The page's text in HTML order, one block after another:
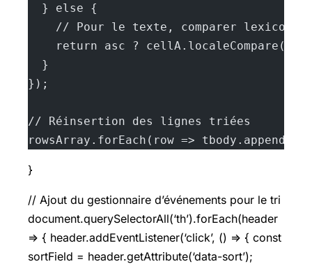
  } else {
// Pour le texte, comparer
return asc ?
  }
});
// Réinsertion des lignes triées
rowsArray.forEach(row =>
}
// Ajout du gestionnaire d’événements pour le tri
document.querySelectorAll(‘th’).forEach(header
=> { header.addEventListener(‘click’, () => { const
sortField = header.getAttribute(‘data-sort’);